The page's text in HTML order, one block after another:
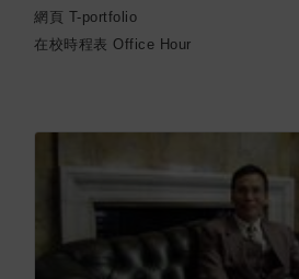
網頁 T-portfolio
在校時程表 Office Hour